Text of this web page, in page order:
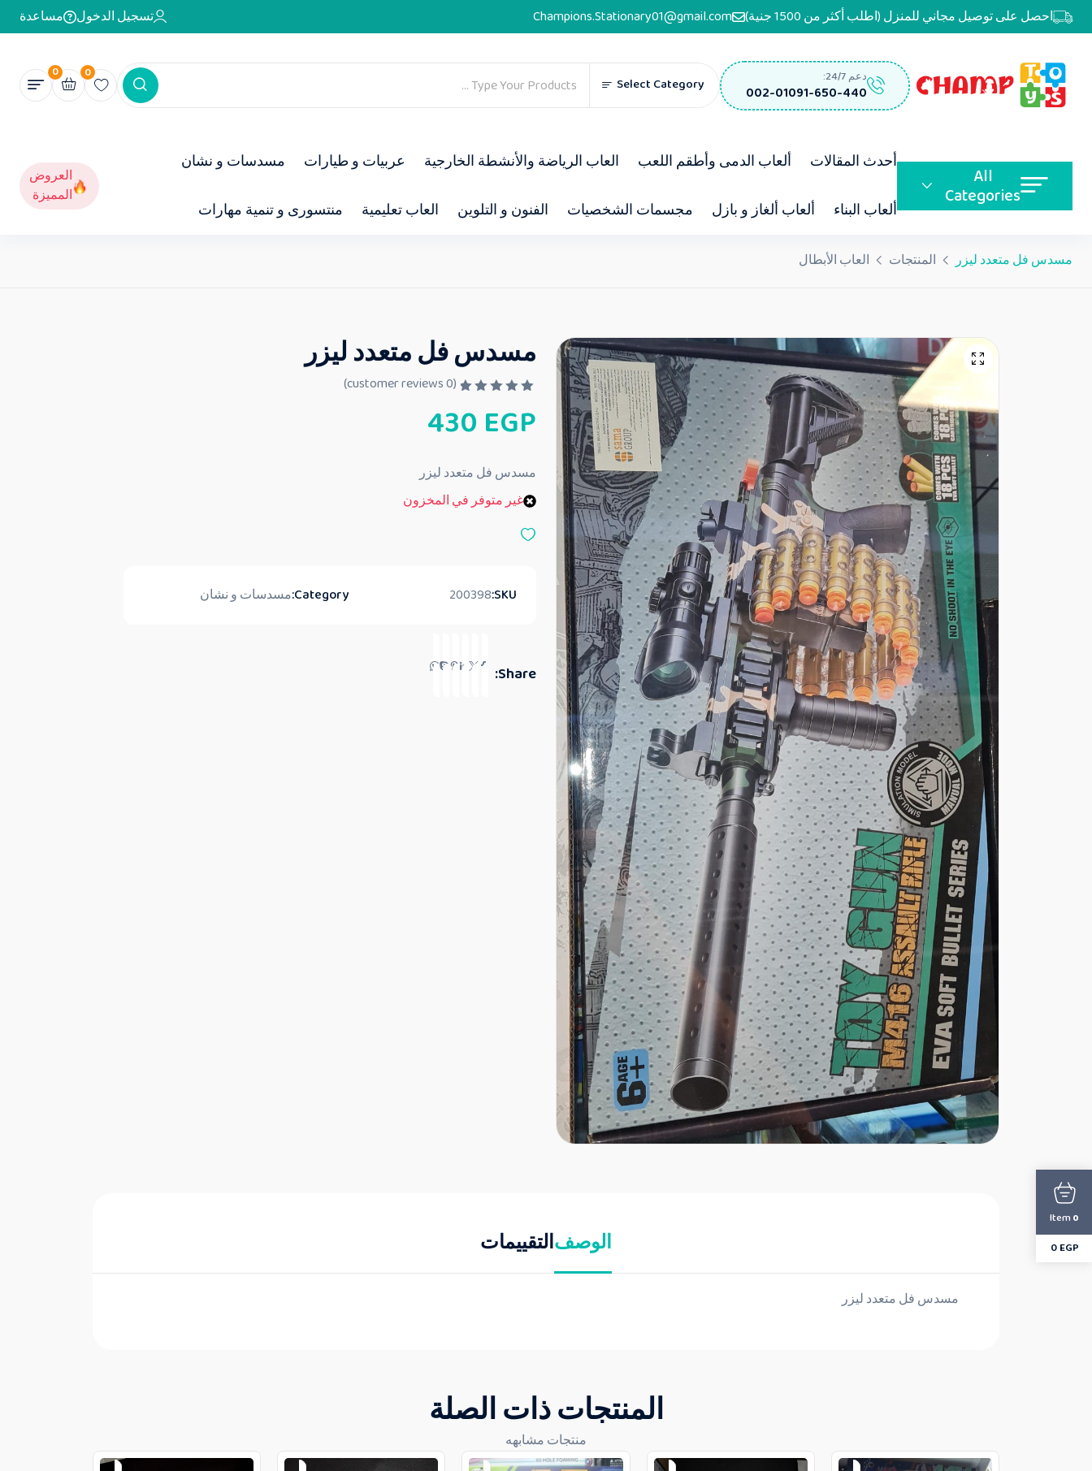
احصل على توصيل مجاني للمنزل (اطلب أكثر من 1500 جنية) Champions.Stationary01@gmail.com تسجيل الدخول مساعدة
دعم 24/7:
002-01091-650-440
Select Category
0
0
All
Categories
أحدث المقالات ألعاب الدمى وأطقم اللعب العاب الرياضة والأنشطة الخارجية عربيات و طيارات مسدسات و نشان
ألعاب البناء ألعاب ألغاز و بازل مجسمات الشخصيات الفنون و التلوين العاب تعليمية منتسورى و تنمية مهارات
العروض
المميزة
مسدس فل متعدد ليزر المنتجات العاب الأبطال
مسدس فل متعدد ليزر
م
ا
ي
م
ن
(
0
430 EGP
مسدس فل متعدد ليزر
غير متوفر في المخزون
SKU:
200398
Category: مسدسات و نشان
Share:
الوصفالتقييمات
مسدس فل متعدد ليزر
المنتجات ذات الصلة
منتجات مشابهه
0
Item
0EGP